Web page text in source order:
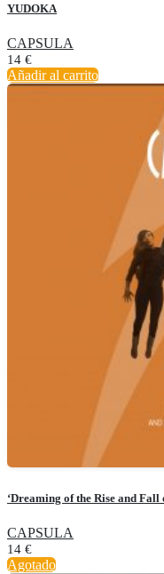
YUDOKA
CAPSULA
14 €
Añadir al carrito
‘Dreaming of the Rise and
CAPSULA
14 €
Agotado